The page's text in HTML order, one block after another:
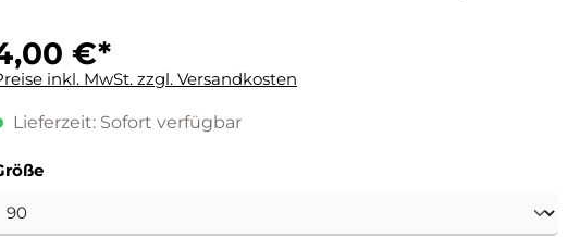
€*
inkl. MwSt. zzgl. Versandkosten
Lieferzeit: Sofort verfügbar
auswählen